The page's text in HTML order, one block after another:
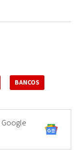
BANCOS